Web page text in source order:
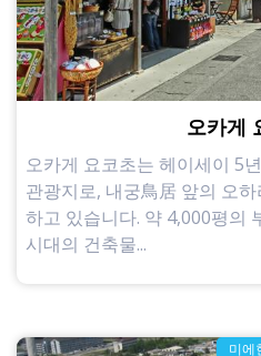
오카게
오카게 요코초는 헤이세이 5
관광지로, 내궁鳥居 앞의 오
하고 있습니다. 약 4,000평의
시대의 건축물...
미에